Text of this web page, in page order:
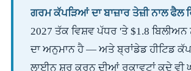
ਗਰਮ ਕੱਪੜਿਆਂ ਦਾ ਬਾਜ਼ਾਰ ਤੇਜ਼ੀ ਨਾਲ ਫੈਲ
2027 ਤੱਕ ਵਿਸ਼ਵ ਪੱਧਰ 'ਤੇ $1.8
ਦਾ ਅਨੁਮਾਨ ਹੈ — ਅਤੇ ਬ੍ਰਾਂਡੇਡ ਹੀਟਿਡ
ਲਾਈਨ ਸ਼ੁਰੂ ਕਰਨ ਦੀਆਂ ਰੁਕਾਵਟਾਂ ਕਦੇ ਵੀ